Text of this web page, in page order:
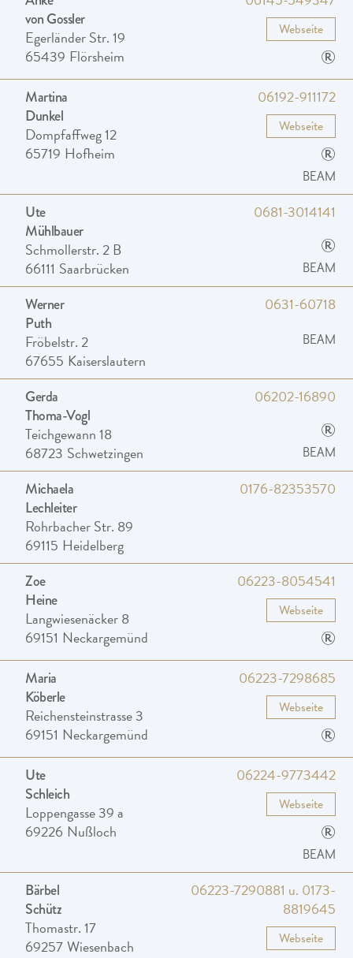
von Gossler
Egerländer Str. 19
65439 Flörsheim
Webseite
®
Martina
Dunkel
Dompfaffweg 12
65719 Hofheim
06192-911172
Webseite
®
BEAM
Ute
Mühlbauer
Schmollerstr. 2 B
66111 Saarbrücken
0681-3014141
®
BEAM
Werner
Puth
Fröbelstr. 2
67655 Kaiserslautern
0631-60718
BEAM
Gerda
Thoma-Vogl
Teichgewann 18
68723 Schwetzingen
06202-16890
®
BEAM
Michaela
Lechleiter
Rohrbacher Str. 89
69115 Heidelberg
0176-82353570
Zoe
Heine
Langwiesenäcker 8
69151 Neckargemünd
06223-8054541
Webseite
®
Maria
Köberle
Reichensteinstrasse 3
69151 Neckargemünd
06223-7298685
Webseite
®
Ute
Schleich
Loppengasse 39 a
69226 Nußloch
06224-9773442
Webseite
®
BEAM
Bärbel
Schütz
Thomastr. 17
69257Wiesenbach
06223-7290881 u. 0173-
8819645
Webseite